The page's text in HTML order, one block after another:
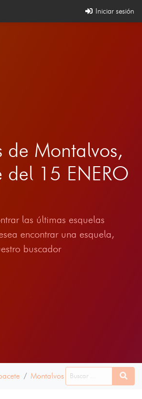
Iniciar sesión
de Montalvos,
del 15 ENERO
las últimas esquelas
encontrar una esquela,
buscador
Montalvos 15 ENERO 2022